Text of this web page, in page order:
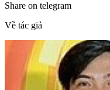
Share on telegram
Về tác giả